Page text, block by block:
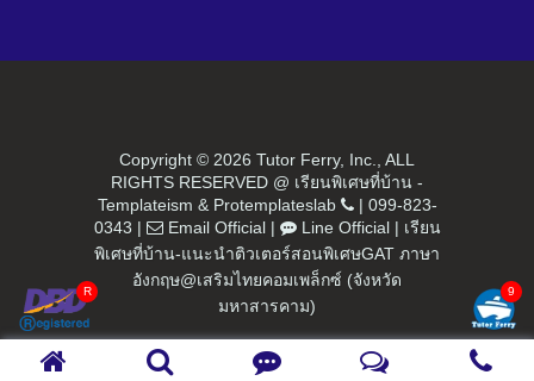
Copyright © 2026 Tutor Ferry, Inc., ALL
RIGHTS RESERVED @ เรียนพิเศษที่บ้าน -
Templateism & Protemplateslab | 099-823-
0343 | Email Official| Line Official| เรียน
พิเศษที่บ้าน-แนะนำติวเตอร์สอนพิเศษGAT ภาษา
อังกฤษ@เสริมไทยคอมเพล็กซ์ (จังหวัด
มหาสารคาม)